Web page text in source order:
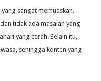
sangat memuaskan.
tidak ada masalah yang
yang cerah. Selain itu,
sehingga konten yang